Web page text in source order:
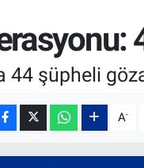
şüpheli
A-